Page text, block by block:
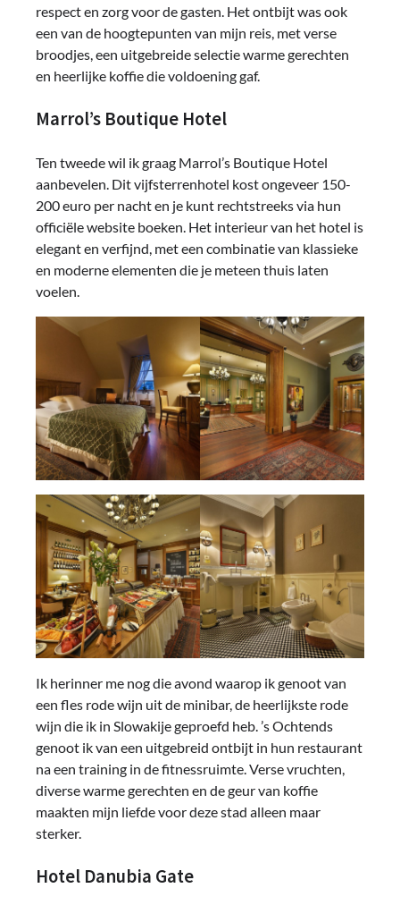
respect en zorg voor de gasten. Het ontbijt was ook
een van de hoogtepunten van mijn reis, met verse
broodjes, een uitgebreide selectie warme gerechten
en heerlijke koffie die voldoening gaf.
Marrol’s Boutique Hotel
Ten tweede wil ik graag Marrol’s Boutique Hotel
aanbevelen. Dit vijfsterrenhotel kost ongeveer 150-
200 euro per nacht en je kunt rechtstreeks via hun
officiële website boeken. Het interieur van het hotel is
elegant en verfijnd, met een combinatie van klassieke
en moderne elementen die je meteen thuis laten
voelen.
Ik herinner me nog die avond waarop ik genoot van
een fles rode wijn uit de minibar, de heerlijkste rode
wijn die ik in Slowakije geproefd heb. ’s Ochtends
genoot ik van een uitgebreid ontbijt in hun restaurant
na een training in de fitnessruimte. Verse vruchten,
diverse warme gerechten en de geur van koffie
maakten mijn liefde voor deze stad alleen maar
sterker.
Hotel Danubia Gate